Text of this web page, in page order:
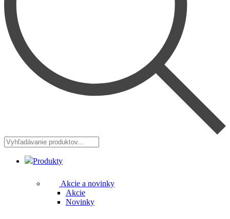
Vyhľadávanie
produktov...
Produkty
Akcie a novinky
Akcie
Novinky